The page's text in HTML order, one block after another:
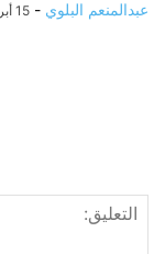
عبدالمنعم البلوي - 15 أبريل، 2026